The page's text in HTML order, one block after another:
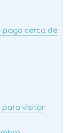
cerca de
para visitar